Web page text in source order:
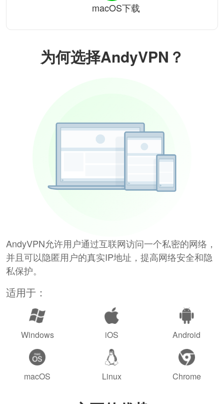
为何选择AndyVPN？
AndyVPN允许用户通过互联网访问一个私密的网络，
并且可以隐匿用户的真实IP地址，提高网络安全和隐
私保护。
适用于：
Windows iOS Android
macOS Linux Chrome
macOS下载